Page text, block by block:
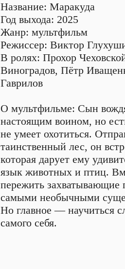
Название: Маракуда
Год выхода: 2025
Жанр: мультфильм
Режиссер: Виктор
В ролях: Прохор
Виноградов, Пётр
Гаврилов
О мультфильме: Сын
настоящим воином, но
не умеет охотиться.
таинственный лес, он
которая дарует ему
язык животных и птиц.
пережить захватывающие
самыми необычными
Но главное — научиться
самого себя.